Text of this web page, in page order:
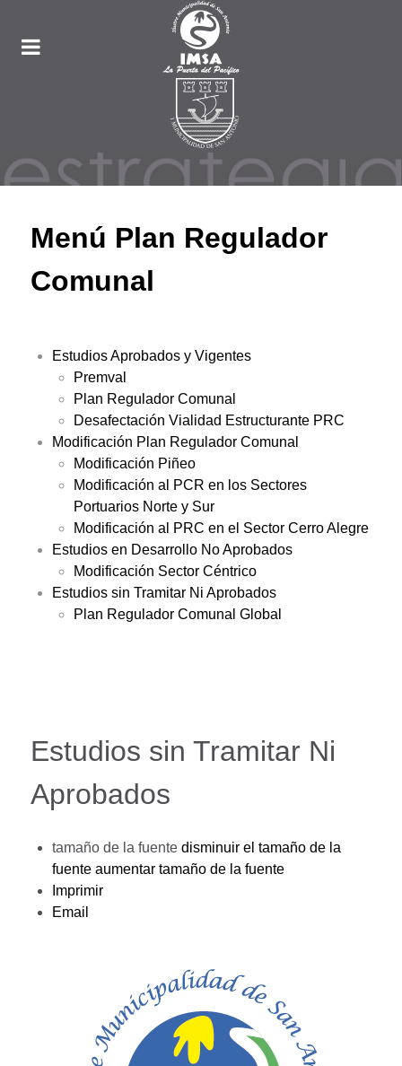
Menú Plan Regulador
Comunal
Estudios Aprobados y Vigentes
Premval
Plan Regulador Comunal
Desafectación Vialidad Estructurante PRC
Modificación Plan Regulador Comunal
Modificación Piñeo
Modificación al PCR en los Sectores
Portuarios Norte y Sur
Modificación al PRC en el Sector Cerro Alegre
Estudios en Desarrollo No Aprobados
Modificación Sector Céntrico
Estudios sin Tramitar Ni Aprobados
Plan Regulador Comunal Global
Estudios sin Tramitar Ni
Aprobados
tamaño de la fuente disminuir el tamaño de la
fuente aumentar tamaño de la fuente
Imprimir
Email